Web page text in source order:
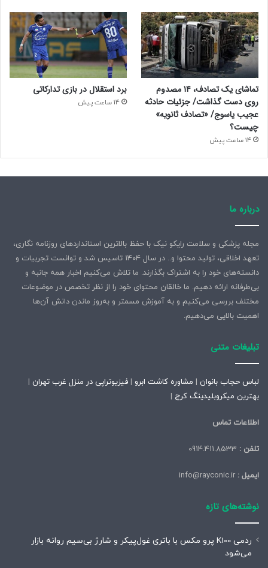
تماشای یک تصادف، ۱۴ مصدوم
روی دست گذاشت/ جزئیات حادثه
عجیب یاسوج/ «تصادف ثانویه»
چیست؟
14 ساعت پیش
برد استقلال در بازی تدارکاتی
14 ساعت پیش
درباره ما
مجله پزشکی و سلامت رایکو نیک با حفظ بالاترین استانداردهای روزنامه نگاری،
تعهد اخلاقی، تولید محتوا و.. در سال ۱۴۰۴ تاسیس شد و توانست تجربیات و
دانسته‌های خود را به اشتراک بگذارند. ما تلاش می‌کنیم اخبار همه جانبه و
بی‌طرفانه ارائه دهیم. ما خالقان محتوای خود را از نظر تخصص در موضوعات
مختلف بررسی می‌کنیم و به آموزش مسمتر و به‌روز ماندن دانش آن‌ها
اهمیت بالایی می‌دهیم.
تبلیغات متنی
لباس حجاب بانوان | مشاوره کاشت ابرو | فیزیوتراپی در منزل غرب تهران |
بهترین میکروبلیدینگ کرج |
اطلاعات تماس
تلفن :
ایمیل :
نوشته‌های تازه
ردمی K100 پرو مکس با باتری غول‌پیکر و شارژ بی‌سیم روانه بازار
می‌شود